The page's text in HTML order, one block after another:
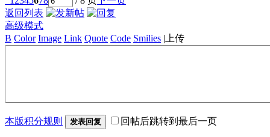
返回列表
高级模式
B Color Image Link Quote Code Smilies | 上传
本版积分规则 发表回复 回帖后跳转到最后一页